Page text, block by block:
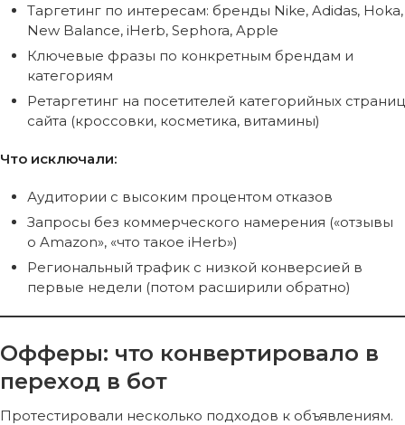
Таргетинг по интересам: бренды Nike, Adidas, Hoka,
New Balance, iHerb, Sephora, Apple
Ключевые фразы по конкретным брендам и
категориям
Ретаргетинг на посетителей категорийных страниц
сайта (кроссовки, косметика, витамины)
Что исключали:
Аудитории с высоким процентом отказов
Запросы без коммерческого намерения («отзывы
о Amazon», «что такое iHerb»)
Региональный трафик с низкой конверсией в
первые недели (потом расширили обратно)
Офферы: что конвертировало в
переход в бот
Протестировали несколько подходов к объявлениям.